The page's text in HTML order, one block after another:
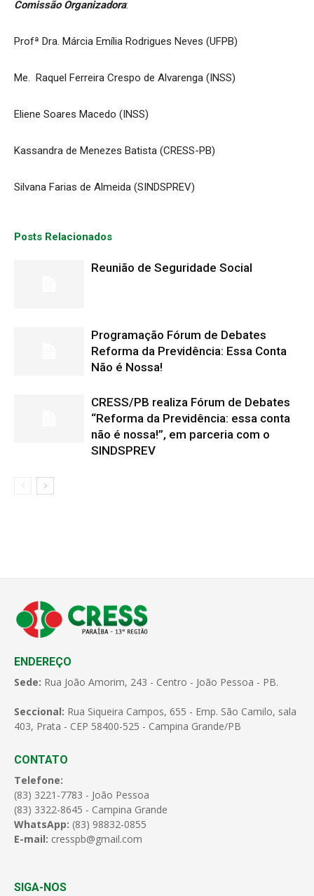
Comissão Organizadora:
Profª Dra. Márcia Emília Rodrigues Neves (UFPB)
Me. Raquel Ferreira Crespo de Alvarenga (INSS)
Eliene Soares Macedo (INSS)
Kassandra de Menezes Batista (CRESS-PB)
Silvana Farias de Almeida (SINDSPREV)
Posts Relacionados
Reunião de Seguridade Social
Programação Fórum de Debates
Reforma da Previdência: Essa Conta
Não é Nossa!
CRESS/PB realiza Fórum de Debates
“Reforma da Previdência: essa conta
não é nossa!”, em parceria com o
SINDSPREV
ENDEREÇO
Sede: Rua João Amorim, 243 - Centro - João Pessoa - PB.
Seccional: Rua Siqueira Campos, 655 - Emp. São Camilo, sala
403, Prata - CEP 58400-525 - Campina Grande/PB
CONTATO
Telefone:
(83) 3221-7783 - João Pessoa
(83) 3322-8645 - Campina Grande
WhatsApp: (83) 98832-0855
E-mail: cresspb@gmail.com
SIGA-NOS